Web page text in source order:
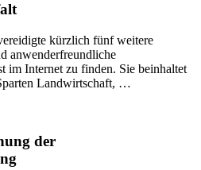
kürzlich fünf weitere
anwenderfreundliche
im Internet zu finden. Sie beinhaltet
Landwirtschaft, …
der